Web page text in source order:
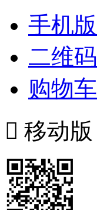
手机版
二维码
购物车
 移动版